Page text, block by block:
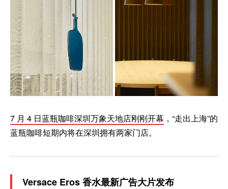
7 月 4 日蓝瓶咖啡深圳万象天地店刚刚开幕 ，“走出上海”的
蓝瓶咖啡短期内将在深圳拥有两家门店。
Versace Eros 香水最新广告大片发布